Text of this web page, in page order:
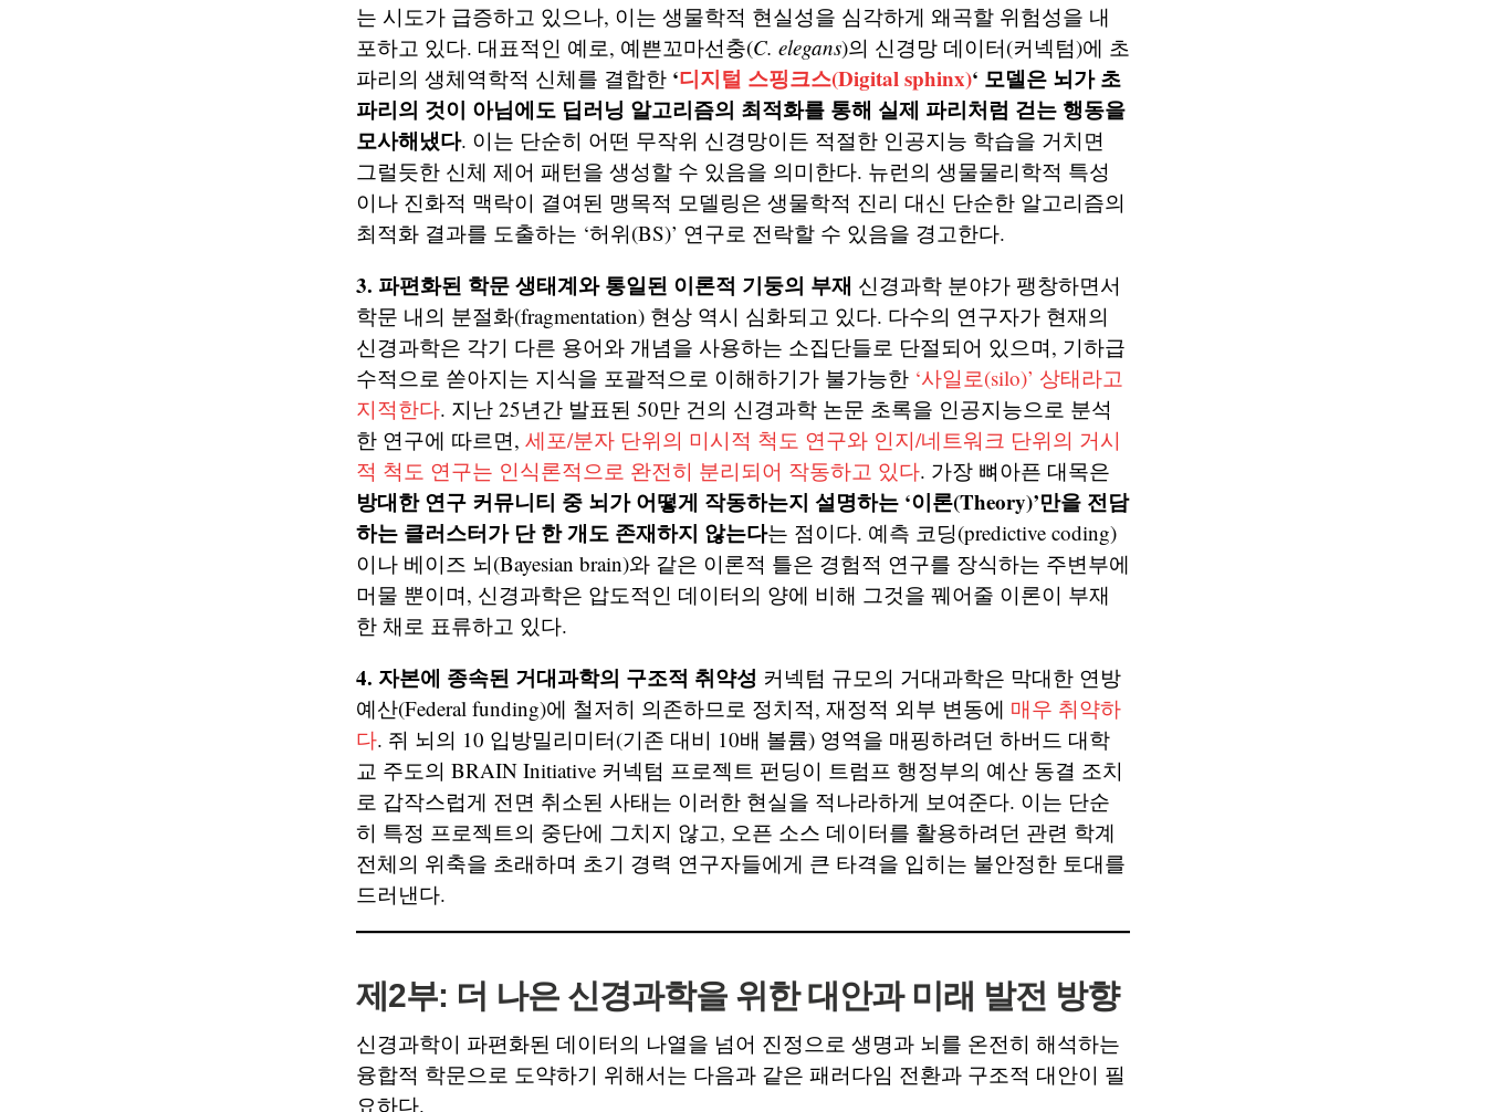
는 시도가 급증하고 있으나, 이는 생물학적 현실성을 심각하게 왜곡할 위험성을 내
포하고 있다. 대표적인 예로, 예쁜꼬마선충(C. elegans)의 신경망 데이터(커넥텀)에 초
파리의 생체역학적 신체를 결합한 ‘디지털 스핑크스(Digital sphinx)‘ 모델은 뇌가 초
파리의 것이 아님에도 딥러닝 알고리즘의 최적화를 통해 실제 파리처럼 걷는 행동을
모사해냈다. 이는 단순히 어떤 무작위 신경망이든 적절한 인공지능 학습을 거치면
그럴듯한 신체 제어 패턴을 생성할 수 있음을 의미한다. 뉴런의 생물물리학적 특성
이나 진화적 맥락이 결여된 맹목적 모델링은 생물학적 진리 대신 단순한 알고리즘의
최적화 결과를 도출하는 ‘허위(BS)’ 연구로 전락할 수 있음을 경고한다.
3. 파편화된 학문 생태계와 통일된 이론적 기둥의 부재 신경과학 분야가 팽창하면서
학문 내의 분절화(fragmentation) 현상 역시 심화되고 있다. 다수의 연구자가 현재의
신경과학은 각기 다른 용어와 개념을 사용하는 소집단들로 단절되어 있으며, 기하급
수적으로 쏟아지는 지식을 포괄적으로 이해하기가 불가능한 ‘사일로(silo)’ 상태라고
지적한다. 지난 25년간 발표된 50만 건의 신경과학 논문 초록을 인공지능으로 분석
한 연구에 따르면, 세포/분자 단위의 미시적 척도 연구와 인지/네트워크 단위의 거시
적 척도 연구는 인식론적으로 완전히 분리되어 작동하고 있다. 가장 뼈아픈 대목은
방대한 연구 커뮤니티 중 뇌가 어떻게 작동하는지 설명하는 ‘이론(Theory)’만을 전담
하는 클러스터가 단 한 개도 존재하지 않는다는 점이다. 예측 코딩(predictive coding)
이나 베이즈 뇌(Bayesian brain)와 같은 이론적 틀은 경험적 연구를 장식하는 주변부에
머물 뿐이며, 신경과학은 압도적인 데이터의 양에 비해 그것을 꿰어줄 이론이 부재
한 채로 표류하고 있다.
4. 자본에 종속된 거대과학의 구조적 취약성 커넥텀 규모의 거대과학은 막대한 연방
예산(Federal funding)에 철저히 의존하므로 정치적, 재정적 외부 변동에 매우 취약하
다. 쥐 뇌의 10 입방밀리미터(기존 대비 10배 볼륨) 영역을 매핑하려던 하버드 대학
교 주도의 BRAIN Initiative 커넥텀 프로젝트 펀딩이 트럼프 행정부의 예산 동결 조치
로 갑작스럽게 전면 취소된 사태는 이러한 현실을 적나라하게 보여준다. 이는 단순
히 특정 프로젝트의 중단에 그치지 않고, 오픈 소스 데이터를 활용하려던 관련 학계
전체의 위축을 초래하며 초기 경력 연구자들에게 큰 타격을 입히는 불안정한 토대를
드러낸다.
제2부: 더 나은 신경과학을 위한 대안과 미래 발전 방향
신경과학이 파편화된 데이터의 나열을 넘어 진정으로 생명과 뇌를 온전히 해석하는
융합적 학문으로 도약하기 위해서는 다음과 같은 패러다임 전환과 구조적 대안이 필
요하다.